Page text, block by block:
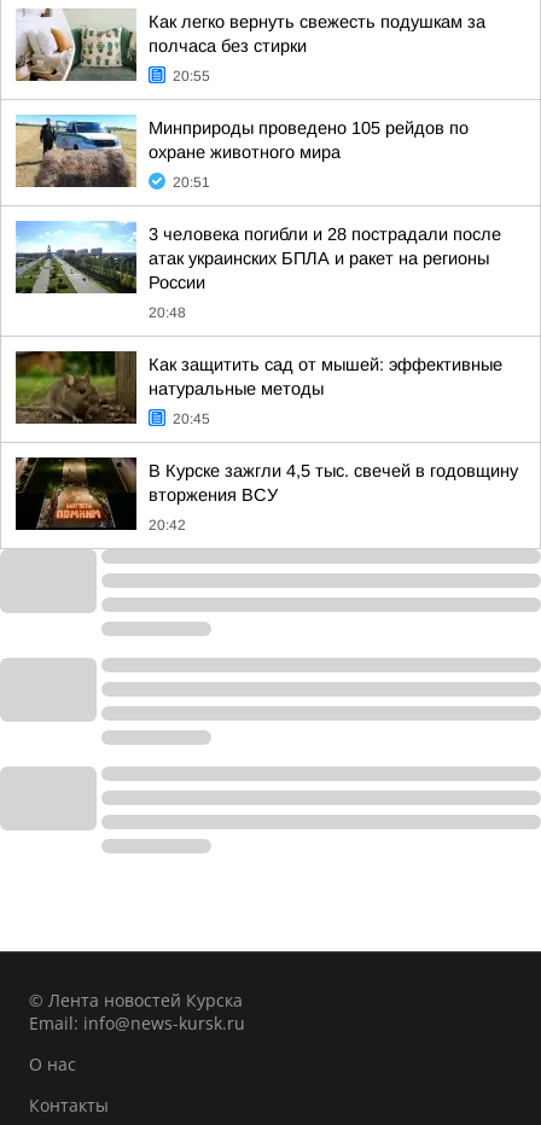
Как легко вернуть свежесть подушкам за
полчаса без стирки
20:55
Минприроды проведено 105 рейдов по
охране животного мира
20:51
3 человека погибли и 28 пострадали после
атак украинских БПЛА и ракет на регионы
России
20:48
Как защитить сад от мышей: эффективные
натуральные методы
20:45
В Курске зажгли 4,5 тыс. свечей в годовщину
вторжения ВСУ
20:42
© Лента новостей Курска
Email: info@news-kursk.ru
О нас
Контакты